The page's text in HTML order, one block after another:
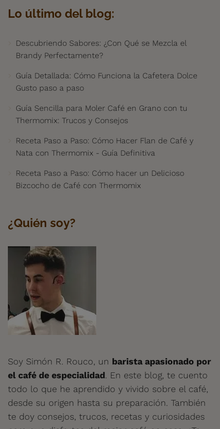
Lo último del blog:
Descubriendo Sabores: ¿Con Qué se Mezcla el
Brandy Perfectamente?
Guía Detallada: Cómo Funciona la Cafetera Dolce
Gusto paso a paso
Guía Sencilla para Moler Café en Grano con tu
Thermomix: Trucos y Consejos
Receta Paso a Paso: Cómo Hacer Flan de Café y
Nata con Thermomix - Guía Definitiva
Receta Paso a Paso: Cómo hacer un Delicioso
Bizcocho de Café con Thermomix
¿Quién soy?
Soy Simón R. Rouco, un barista apasionado por
el café de especialidad. En este blog, te cuento
todo lo que he aprendido y vivido sobre el café,
desde su origen hasta su preparación. También
te doy consejos, trucos, recetas y curiosidades